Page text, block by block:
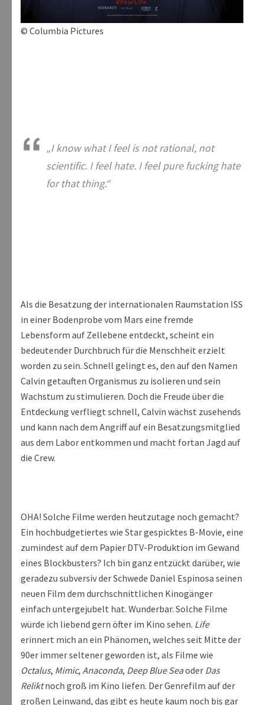
© Columbia Pictures
„I know what I feel is not rational, not
scientific. I feel hate. I feel pure fucking hate
for that thing.“
Als die Besatzung der internationalen Raumstation ISS
in einer Bodenprobe vom Mars eine fremde
Lebensform auf Zellebene entdeckt, scheint ein
bedeutender Durchbruch für die Menschheit erzielt
worden zu sein. Schnell gelingt es, den auf den Namen
Calvin getauften Organismus zu isolieren und sein
Wachstum zu stimulieren. Doch die Freude über die
Entdeckung verfliegt schnell, Calvin wächst zusehends
und kann nach dem Angriff auf ein Besatzungsmitglied
aus dem Labor entkommen und macht fortan Jagd auf
die Crew.
OHA! Solche Filme werden heutzutage noch gemacht?
Ein hochbudgetiertes wie Star gespicktes B-Movie, eine
zumindest auf dem Papier DTV-Produktion im Gewand
eines Blockbusters? Ich bin ganz entzückt darüber, wie
geradezu subversiv der Schwede Daniel Espinosa seinen
neuen Film dem durchschnittlichen Kinogänger
einfach untergejubelt hat. Wunderbar. Solche Filme
würde ich liebend gern öfter im Kino sehen. Life
erinnert mich an ein Phänomen, welches seit Mitte der
90er immer seltener geworden ist, als Filme wie
Octalus, Mimic, Anaconda, Deep Blue Seaoder Das
Reliktnoch groß im Kino liefen. Der Genrefilm auf der
großen Leinwand, das gibt es heute kaum noch bis gar